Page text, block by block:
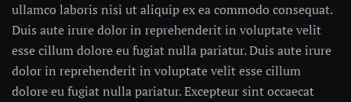
ullamco laboris nisi ut aliquip ex ea commodo consequat.
Duis aute irure dolor in reprehenderit in voluptate velit
esse cillum dolore eu fugiat nulla pariatur. Duis aute irure
dolor in reprehenderit in voluptate velit esse cillum
dolore eu fugiat nulla pariatur. Excepteur sint occaecat